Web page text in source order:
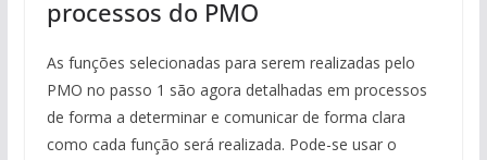
processos do PMO
As funções selecionadas para serem realizadas pelo
PMO no passo 1 são agora detalhadas em processos
de forma a determinar e comunicar de forma clara
como cada função será realizada. Pode-se usar o